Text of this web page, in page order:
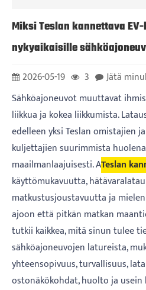
Miksi Teslan kannettava
nykyaikaisille
2026-05-19 3
Jätä
Sähköajoneuvot muuttavat
liikkua ja kokea liikkumista.
edelleen yksi Teslan omistajien
kuljettajien suurimmista
maailmanlaajuisesti. ATeslan
käyttömukavuutta,
matkustusjoustavuutta ja
ajoon että pitkän matkan
tutkii kaikkea, mitä sinun tulee
sähköajoneuvojen latureista,
yhteensopivuus, turvallisuus,
ostonäkökohdat, huolto ja usein